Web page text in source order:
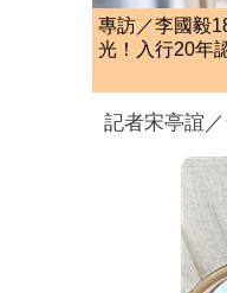
專訪／李國毅
光！入行20年
記者宋亭誼